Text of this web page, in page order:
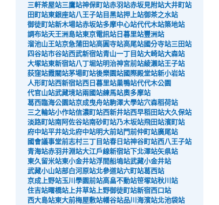
三軒茶屋站三鷹站神保町站赤羽站赤坂見附站大井町站
田町站東銀座站八王子站目黑站押上站御茶之水站
御徒町站新木場站赤坂站多摩中心站代代木站築地站
調布站天王洲島站東京電訊站日暮里站豐洲站
溜池山王站京急蒲田站高圓寺站高尾站國分寺站三田站
四谷站市谷站西武新宿站青山一丁目站大崎站大森站
大塚站東新宿站八丁堀站明治神宮前站綾瀨站王子站
荻窪站霞關站茅場町站後樂園站國際殿堂站新小岩站
人形町站西新宿站西日暮里站巢鴨站代代木公園
代官山站武藏境站兩國站練馬站奧多摩站
葛西臨海公園站京成曳舟站駒澤大學站穴森稻荷站
三之輪站小作站信濃町站西新井站西早稻田站大久保站
淡路町站南阿佐谷站南砂町站乃木坂站飛田站濱町站
府中站平井站北府中站明大前站門前仲町站廣尾站
國會議事堂前志村三丁目站春日站神谷町站西八王子站
青海站赤羽井淵站大江戶線新宿站下北澤站矢県站
東久留米站東小金井站浮間船塢站武藏小金井站
武藏小山站部白河原站北參道站六町站葛西站
京成上野站玉川學園前站高畠不動站笹塚站秋川站
住吉站曙橋站 上井草站 上野御徒町站新宿西口站
西大島站東大前梅屋敷站幡谷站品川海濱站北池袋站